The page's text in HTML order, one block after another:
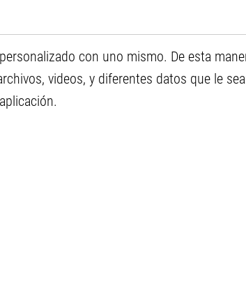
con uno mismo. De esta
videos, y diferentes datos que le